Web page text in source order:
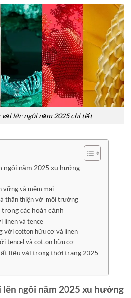
lên ngôi năm 2025 chi tiết
ngôi năm 2025 xu hướng
vững và mềm mại
thân thiện với môi trường
các hoàn cảnh
linen và tencel
với cotton hữu cơ và linen
tencel và cotton hữu cơ
liệu vải trong thời trang 2025
ngôi năm 2025 xu hướng